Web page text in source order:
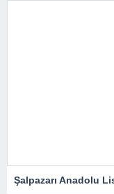
Şalpazarı Anadolu